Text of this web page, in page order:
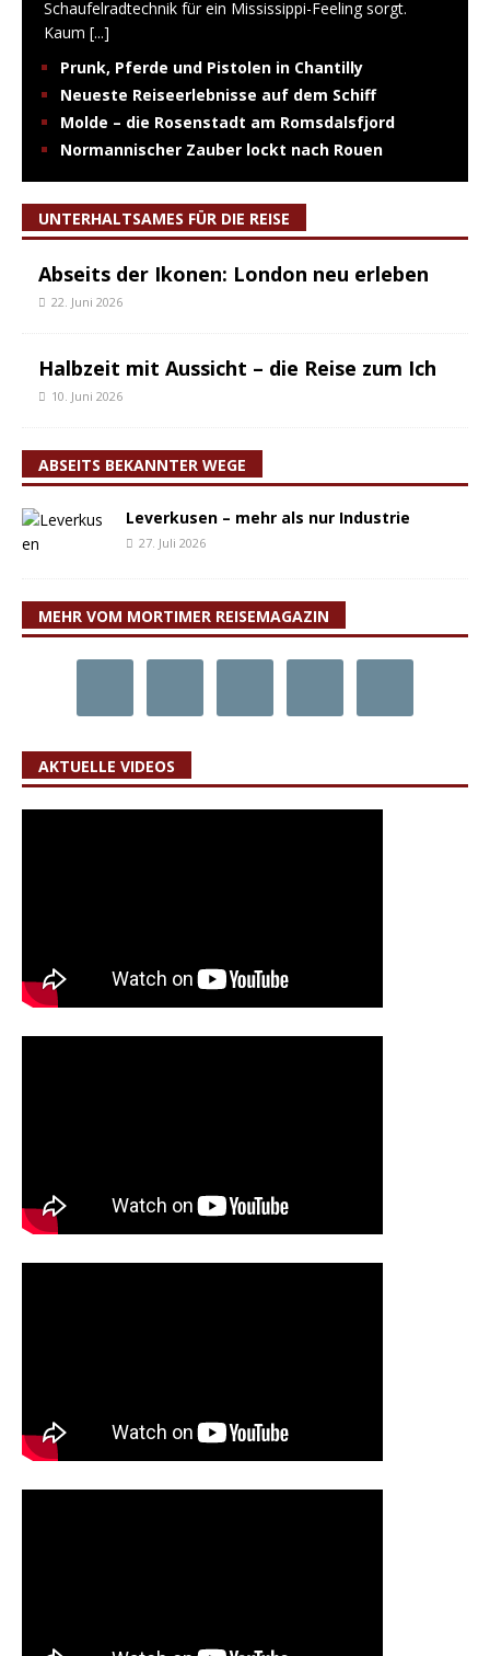
Schaufelradtechnik für ein Mississippi-Feeling sorgt.
Kaum [...]
Prunk, Pferde und Pistolen in Chantilly
Neueste Reiseerlebnisse auf dem Schiff
Molde – die Rosenstadt am Romsdalsfjord
Normannischer Zauber lockt nach Rouen
UNTERHALTSAMES FÜR DIE REISE
Abseits der Ikonen: London neu erleben
22. Juni 2026
Halbzeit mit Aussicht – die Reise zum Ich
10. Juni 2026
ABSEITS BEKANNTER WEGE
Leverkusen – mehr als nur Industrie
27. Juli 2026
MEHR VOM MORTIMER REISEMAGAZIN
AKTUELLE VIDEOS